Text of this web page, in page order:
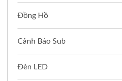
Đồng Hồ
Cảnh Báo Sub
Đèn LED